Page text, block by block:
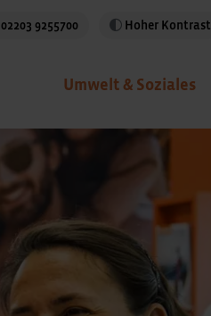
02203 9255700 Hoher Kontrast
Umwelt & Soziales